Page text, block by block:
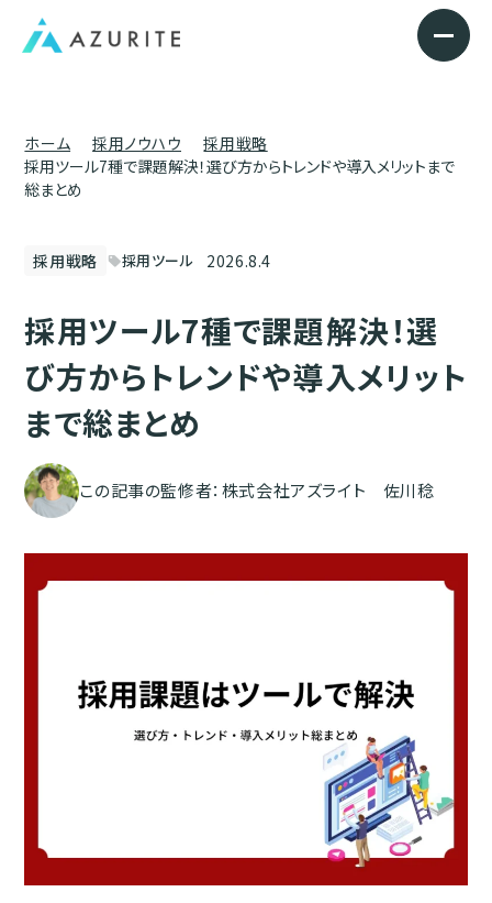
ホーム 採用ノウハウ
採用戦略
採用ツール7種で課題解決！選び方からトレンドや導入メリットまで
総まとめ
採用戦略 sell採用ツール 2026.8.4
採用ツール7種で課題解決！選
び方からトレンドや導入メリット
まで総まとめ
この記事の監修者：株式会社アズライト 佐川稔